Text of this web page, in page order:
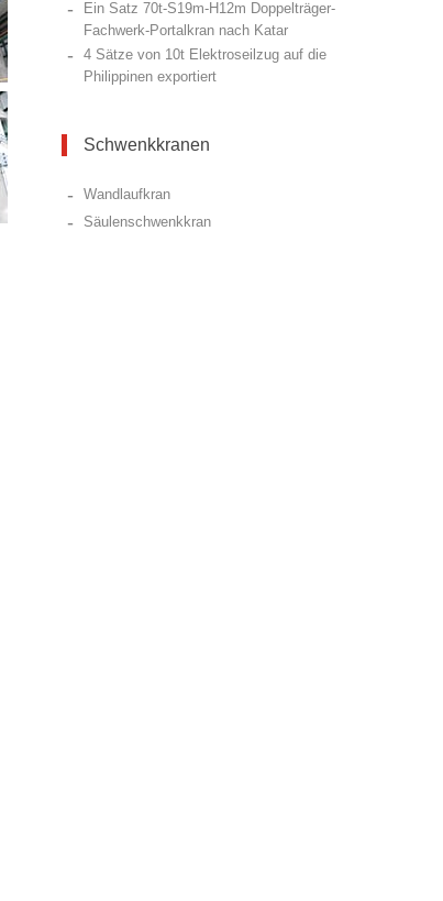
-
Ein Satz 70t-S19m-H12m Doppelträger-
Fachwerk-Portalkran nach Katar
- 4 Sätze von 10t Elektroseilzug auf die
Philippinen exportiert
Schwenkkranen
- Wandlaufkran
- Säulenschwenkkran